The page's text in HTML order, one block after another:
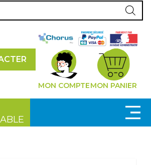
MON COMPTEMON PANIER